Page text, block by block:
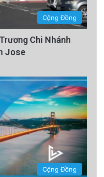
Cộng Đồng
Chi Nhánh
Jose
Cộng Đồng